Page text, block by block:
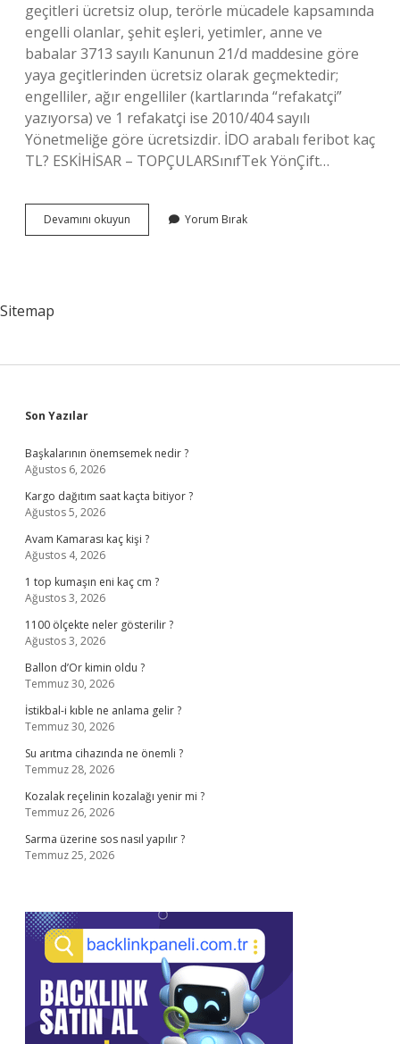
geçitleri ücretsiz olup, terörle mücadele kapsamında
engelli olanlar, şehit eşleri, yetimler, anne ve
babalar 3713 sayılı Kanunun 21/d maddesine göre
yaya geçitlerinden ücretsiz olarak geçmektedir;
engelliler, ağır engelliler (kartlarında “refakatçi”
yazıyorsa) ve 1 refakatçi ise 2010/404 sayılı
Yönetmeliğe göre ücretsizdir. İDO arabalı feribot kaç
TL? ESKİHİSAR – TOPÇULARSınıfTek YönÇift…
Devamını okuyun
Feribot
Yorum Bırak
Sitemap
Sidebar
Son Yazılar
Başkalarının önemsemek nedir ?
Ağustos 6, 2026
Kargo dağıtım saat kaçta bitiyor ?
Ağustos 5, 2026
Avam Kamarası kaç kişi ?
Ağustos 4, 2026
1 top kumaşın eni kaç cm ?
Ağustos 3, 2026
1100 ölçekte neler gösterilir ?
Ağustos 3, 2026
Ballon d’Or kimin oldu ?
Temmuz 30, 2026
İstikbal-i kıble ne anlama gelir ?
Temmuz 30, 2026
Su arıtma cihazında ne önemli ?
Temmuz 28, 2026
Kozalak reçelinin kozalağı yenir mi ?
Temmuz 26, 2026
Sarma üzerine sos nasıl yapılır ?
Temmuz 25, 2026